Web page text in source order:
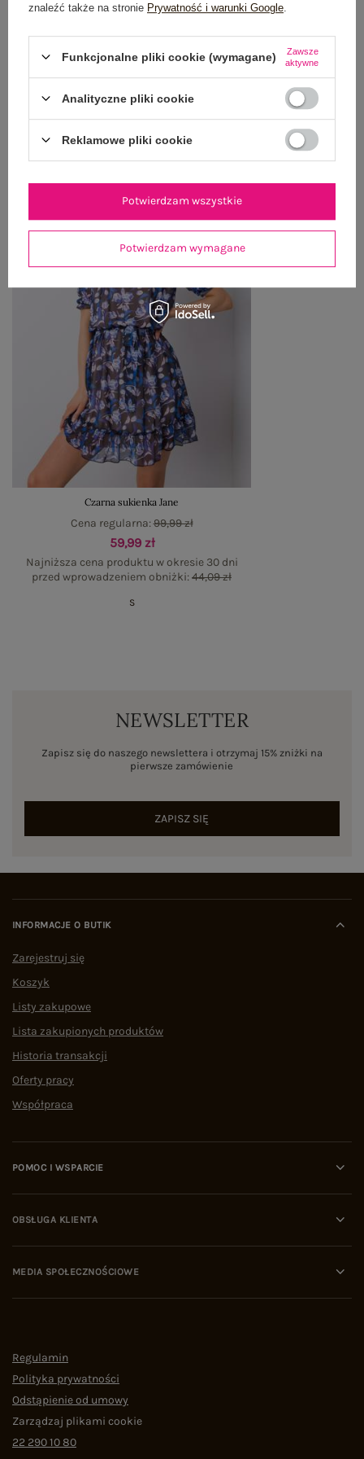
WYSYŁKA I DOSTAWA
OSTATNIO OGLĄDANE
Zobacz wszystko
Czarna sukienka Jane
59,99 zł
Najniższa cena produktu w okresie 30 dni
przed wprowadzeniem obniżki:44,09 zł
Cena regularna:99,99 zł
S
NEWSLETTER
Zapisz się do naszego newslettera i otrzymaj 15% zniżki na
pierwsze zamówienie
ZAPISZ SIĘ
INFORMACJE O BUTIK
Zarejestruj się
Koszyk
Listy zakupowe
Lista zakupionych produktów
Historia transakcji
Oferty pracy
Współpraca
POMOC I WSPARCIE
OBSŁUGA KLIENTA
MEDIA SPOŁECZNOŚCIOWE
Regulamin
Polityka prywatności
Odstąpienie od umowy
Zarządzaj plikami cookie
22 290 10 80
znaleźć także na stronie Prywatność i warunki Google
Funkcjonalne pliki cookie (wymagane)
Zawsze
aktywne
Analityczne pliki cookie
Reklamowe pliki cookie
Potwierdzam wymagane
Potwierdzam wszystkie